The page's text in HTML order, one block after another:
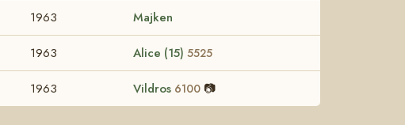
1963 Majken
1963 Alice (15) 5525
1963 Vildros 6100 📷